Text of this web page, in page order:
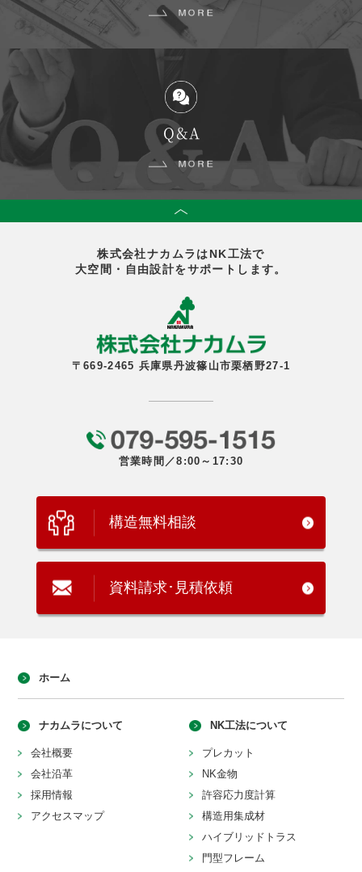
Q＆A
株式会社ナカムラはNK工法で
大空間・自由設計をサポートします。
〒669-2465 兵庫県丹波篠山市栗栖野27-1
営業時間／8:00～17:30
構造無料相談
資料請求･見積依頼
ホーム
ナカムラについて
会社概要
会社沿革
採用情報
アクセスマップ
NK工法について
プレカット
NK金物
許容応力度計算
構造用集成材
ハイブリッドトラス
門型フレーム